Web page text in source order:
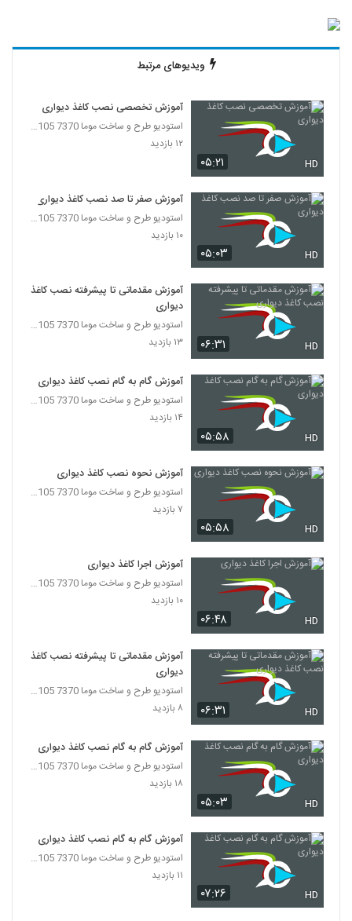
ویدیوهای مرتبط
۰۵:۲۱ HD
آموزش تخصصی نصب کاغذ دیواری
استودیو طرح و ساخت موما 7370 7105-021
۱۲ بازدید
۰۵:۰۳ HD
آموزش صفر تا صد نصب کاغذ دیواری
استودیو طرح و ساخت موما 7370 7105-021
۱۰ بازدید
۰۶:۳۱ HD
آموزش مقدماتی تا پیشرفته نصب کاغذ
دیواری
استودیو طرح و ساخت موما 7370 7105-021
۱۳ بازدید
۰۵:۵۸ HD
آموزش گام به گام نصب کاغذ دیواری
استودیو طرح و ساخت موما 7370 7105-021
۱۴ بازدید
۰۵:۵۸ HD
آموزش نحوه نصب کاغذ دیواری
استودیو طرح و ساخت موما 7370 7105-021
۷ بازدید
۰۶:۴۸ HD
آموزش اجرا کاغذ دیواری
استودیو طرح و ساخت موما 7370 7105-021
۱۰ بازدید
۰۶:۳۱ HD
آموزش مقدماتی تا پیشرفته نصب کاغذ
دیواری
استودیو طرح و ساخت موما 7370 7105-021
۸ بازدید
۰۵:۰۳ HD
آموزش گام به گام نصب کاغذ دیواری
استودیو طرح و ساخت موما 7370 7105-021
۱۸ بازدید
۰۷:۲۶ HD
آموزش گام به گام نصب کاغذ دیواری
استودیو طرح و ساخت موما 7370 7105-021
۱۱ بازدید